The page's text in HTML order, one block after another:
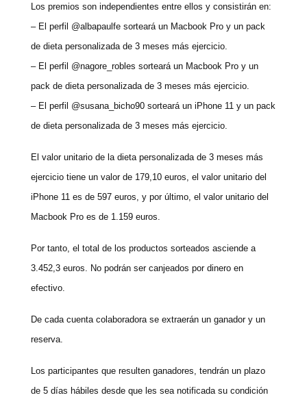
Los premios son independientes entre ellos y consistirán en:
– El perfil @albapaulfe sorteará un Macbook Pro y un pack
de dieta personalizada de 3 meses más ejercicio.
– El perfil @nagore_robles sorteará un Macbook Pro y un
pack de dieta personalizada de 3 meses más ejercicio.
– El perfil @susana_bicho90 sorteará un iPhone 11 y un pack
de dieta personalizada de 3 meses más ejercicio.
El valor unitario de la dieta personalizada de 3 meses más
ejercicio tiene un valor de 179,10 euros, el valor unitario del
iPhone 11 es de 597 euros, y por último, el valor unitario del
Macbook Pro es de 1.159 euros.
Por tanto, el total de los productos sorteados asciende a
3.452,3 euros. No podrán ser canjeados por dinero en
efectivo.
De cada cuenta colaboradora se extraerán un ganador y un
reserva.
Los participantes que resulten ganadores, tendrán un plazo
de 5 días hábiles desde que les sea notificada su condición